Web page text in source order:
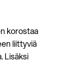
korostaa
liittyviä
Lisäksi